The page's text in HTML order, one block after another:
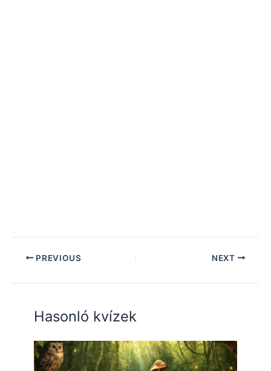
PREVIOUS NEXT
Hasonló kvízek